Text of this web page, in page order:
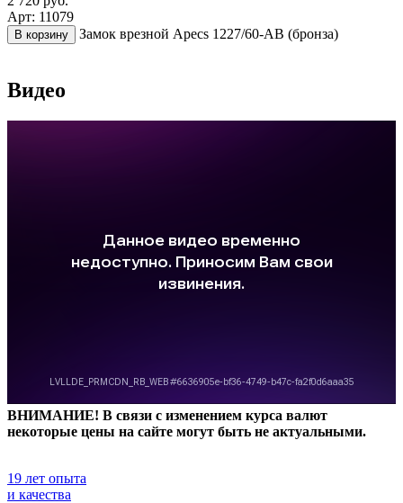
Арт: 11079
В корзину Замок врезной Apecs 1227/60-AB (бронза)
Видео
ВНИМАНИЕ! В связи с изменением курса валют
некоторые цены на сайте могут быть не актуальными.
19 лет опыта
и качества